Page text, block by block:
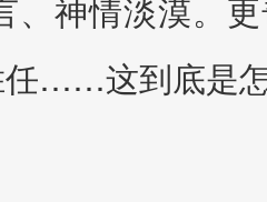
、神情淡漠。
……这到底是